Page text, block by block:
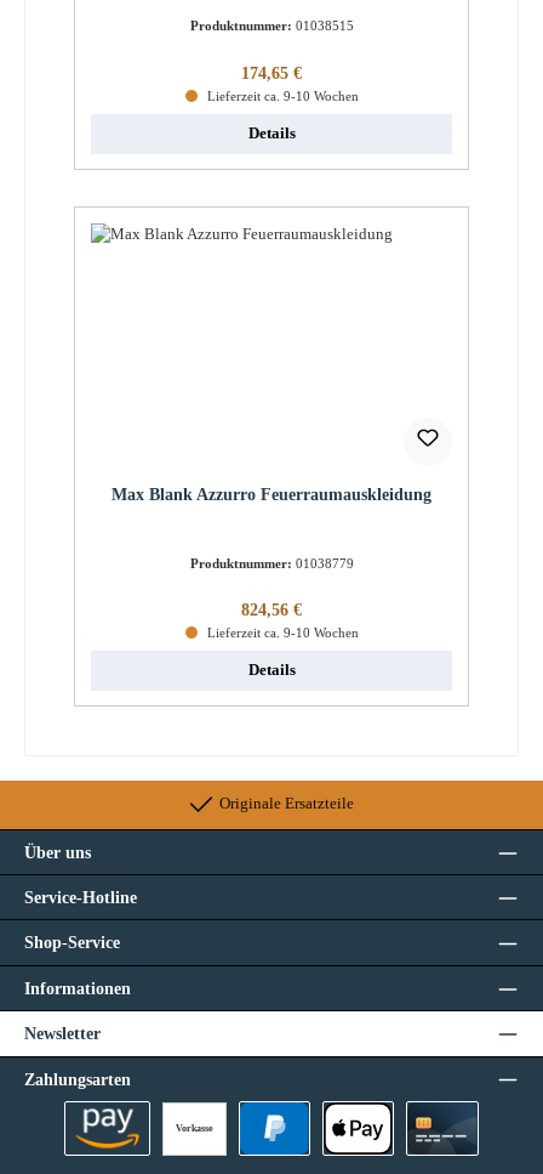
Produktnummer: 01038515
Regulärer Preis:
174,65 €
Lieferzeit ca. 9-10 Wochen
Details
Max Blank Azzurro Feuerraumauskleidung
Produktnummer: 01038779
Regulärer Preis:
824,56 €
Lieferzeit ca. 9-10 Wochen
Details
Originale Ersatzteile
Über uns
Service-Hotline
Shop-Service
Informationen
Newsletter
Zahlungsarten
Vorkasse